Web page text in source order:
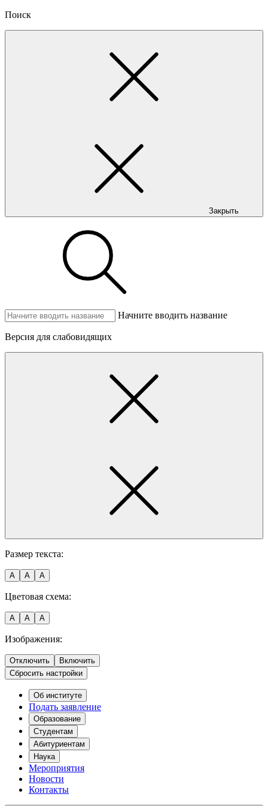
Поиск
Закрыть
Начните вводить название
Версия для слабовидящих
Размер текста:
A A A
Цветовая схема:
A A A
Изображения:
Отключить
Включить
Сбросить настройки
Об институте
Подать заявление
Образование
Студентам
Абитуриентам
Наука
Мероприятия
Новости
Контакты